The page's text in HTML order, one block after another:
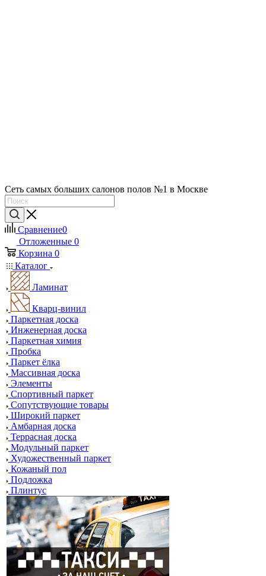
Сеть самых больших салонов полов №1 в Москве
Сравнение0
Отложенные 0
Корзина 0
Каталог
Ламинат
Кварц-винил
Паркетная доска
Инженерная доска
Паркетная химия
Пробка
Паркет ёлка
Массивная доска
Элементы
Спортивный паркет
Сопутствующие товары
Широкий паркет
Амбарная доска
Террасная доска
Модульный паркет
Художественный паркет
Кожаный пол
Подложка
Плинтус